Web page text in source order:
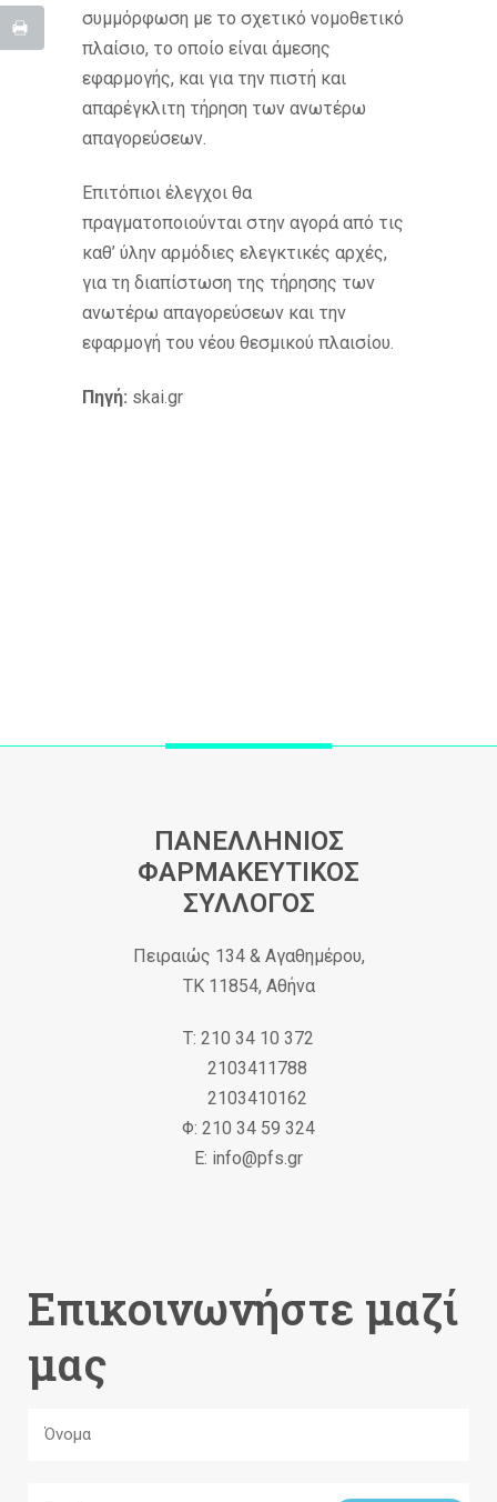
συμμόρφωση με το σχετικό νομοθετικό
πλαίσιο, το οποίο είναι άμεσης
εφαρμογής, και για την πιστή και
απαρέγκλιτη τήρηση των ανωτέρω
απαγορεύσεων.
Επιτόπιοι έλεγχοι θα
πραγματοποιούνται στην αγορά από τις
καθ’ ύλην αρμόδιες ελεγκτικές αρχές,
για τη διαπίστωση της τήρησης των
ανωτέρω απαγορεύσεων και την
εφαρμογή του νέου θεσμικού πλαισίου.
Πηγή: skai.gr
ΠΑΝΕΛΛΗΝΙΟΣ
ΦΑΡΜΑΚΕΥΤΙΚΟΣ
ΣΥΛΛΟΓΟΣ
Πειραιώς 134 & Αγαθημέρου,
ΤΚ 11854, Αθήνα
Τ: 210 34 10 372
2103411788
2103410162
Φ: 210 34 59 324
Ε: info@pfs.gr
Επικοινωνήστε μαζί
μας